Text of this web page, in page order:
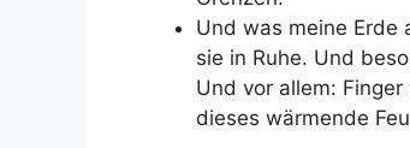
Und was meine Erde
sie in Ruhe. Und
Und vor allem:
dieses wärmende